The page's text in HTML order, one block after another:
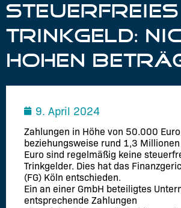
STEUERFREIES
TRINKGELD:
HOHEN
9. April 2024
Zahlungen in Höhe von 50.000 Euro
beziehungsweise rund 1,3 Millionen
Euro sind regelmäßig keine
Trinkgelder. Dies hat das
(FG) Köln entschieden.
Ein an einer GmbH beteiligtes
entsprechende Zahlungen